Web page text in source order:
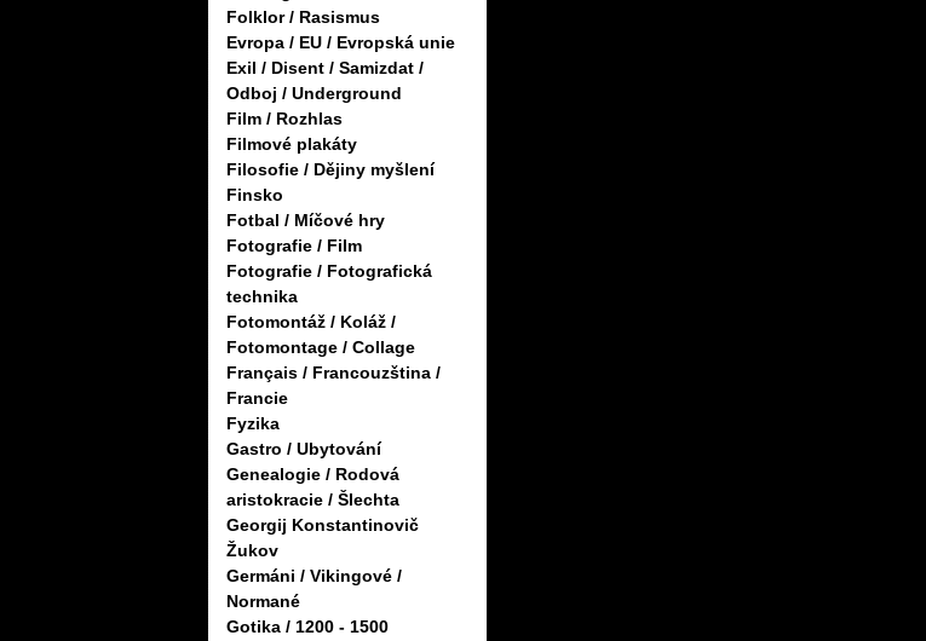
Folklor / Rasismus
Evropa / EU / Evropská unie
Exil / Disent / Samizdat /
Odboj / Underground
Film / Rozhlas
Filmové plakáty
Filosofie / Dějiny myšlení
Finsko
Fotbal / Míčové hry
Fotografie / Film
Fotografie / Fotografická
technika
Fotomontáž / Koláž /
Fotomontage / Collage
Français / Francouzština /
Francie
Fyzika
Gastro / Ubytování
Genealogie / Rodová
aristokracie / Šlechta
Georgij Konstantinovič
Žukov
Germáni / Vikingové /
Normané
Gotika / 1200 - 1500